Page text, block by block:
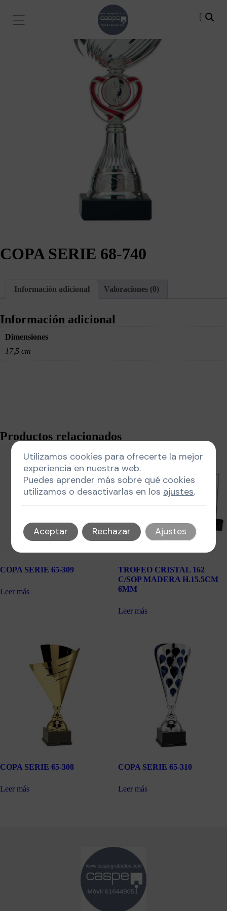
COPA SERIE 68-740
Información adicional Valoraciones (0)
Información adicional
Dimensiones
17,5 cm
Productos relacionados
COPA SERIE 65-309
Leer más
TROFEO CRISTAL 162
C/SOP MADERA H.15.5CM
6MM
Leer más
COPA SERIE 65-308
Leer más
COPA SERIE 65-310
Leer más
Utilizamos cookies para ofrecerte la mejor
experiencia en nuestra web.
Puedes aprender más sobre qué cookies
utilizamos o desactivarlas en los ajustes.
Aceptar Rechazar Ajustes